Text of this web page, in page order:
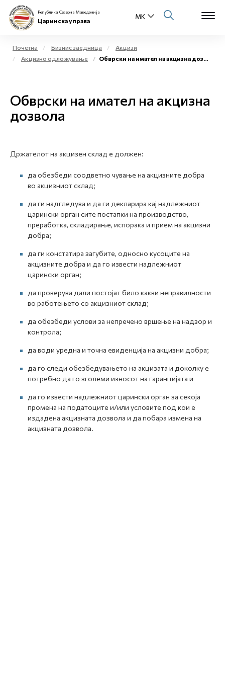
Физички лица
Бизнис заедница
Медиа центар
Е-Весник
Република Северна Македонија
Царинска управа
Почетна Бизнис заедница
Акцизи
Акцизно одложување
Обврски на имател на акцизна дозвола
Обврски на имател на акцизна
дозвола
Држателот на акцизен склад е должен:
да обезбеди соодветно чување на акцизните добра
во акцизниот склад;
да ги надгледува и да ги декларира кај надлежниот
царински орган сите постапки на производство,
преработка, складирање, испорака и прием на акцизни
добра;
да ги констатира загубите, односно кусоците на
акцизните добра и да го извести надлежниот
царински орган;
да проверува дали постојат било какви неправилности
во работењето со акцизниот склад;
да обезбеди услови за непречено вршење на надзор и
контрола;
да води уредна и точна евиденција на акцизни добра;
да го следи обезбедувањето на акцизата и доколку е
потребно да го зголеми износот на гаранцијата и
да го извести надлежниот царински орган за секоја
промена на податоците и/или условите под кои е
издадена акцизната дозвола и да побара измена на
акцизната дозвола.